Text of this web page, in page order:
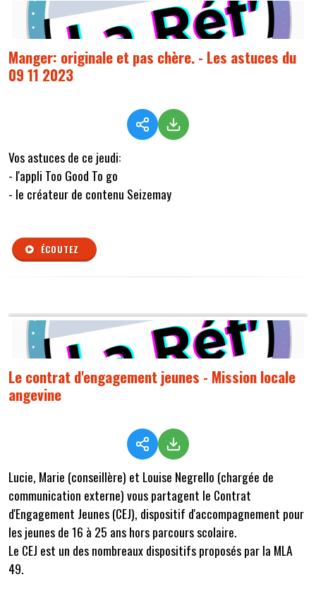
Manger: originale et pas chère. - Les astuces du
09 11 2023
Vos astuces de ce jeudi:
- l'appli Too Good To go
- le créateur de contenu Seizemay
ÉCOUTEZ
Le contrat d'engagement jeunes - Mission locale
angevine
Lucie, Marie (conseillère) et Louise Negrello (chargée de
communication externe) vous partagent le Contrat
d'Engagement Jeunes (CEJ), dispositif d'accompagnement pour
les jeunes de 16 à 25 ans hors parcours scolaire.
Le CEJ est un des nombreaux dispositifs proposés par la MLA
49.